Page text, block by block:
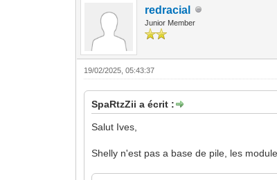
redracial
Junior Member
19/02/2025, 05:43:37
SpaRtzZii a écrit :
Salut Ives,
Shelly n'est pas a base de pile, les